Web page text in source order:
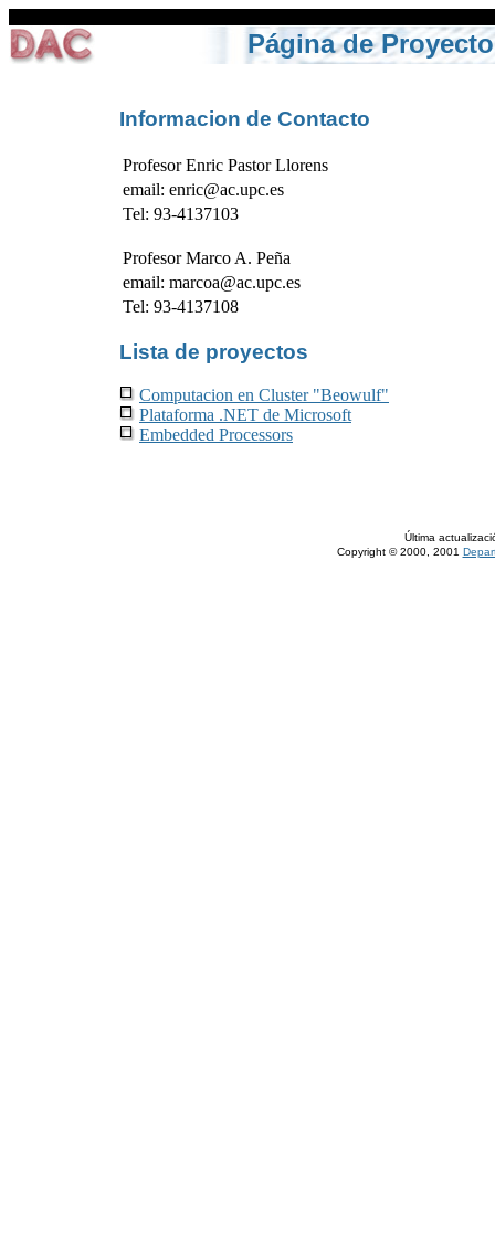
Página de
Informacion de Contacto
Profesor Enric Pastor Llorens
email: enric@ac.upc.es
Tel: 93-4137103
Profesor Marco A. Peña
email: marcoa@ac.upc.es
Tel: 93-4137108
Lista de proyectos
Computacion en Cluster "Beowulf"
Plataforma .NET de Microsoft
Embedded Processors
Última
Copyright © 2000, 2001